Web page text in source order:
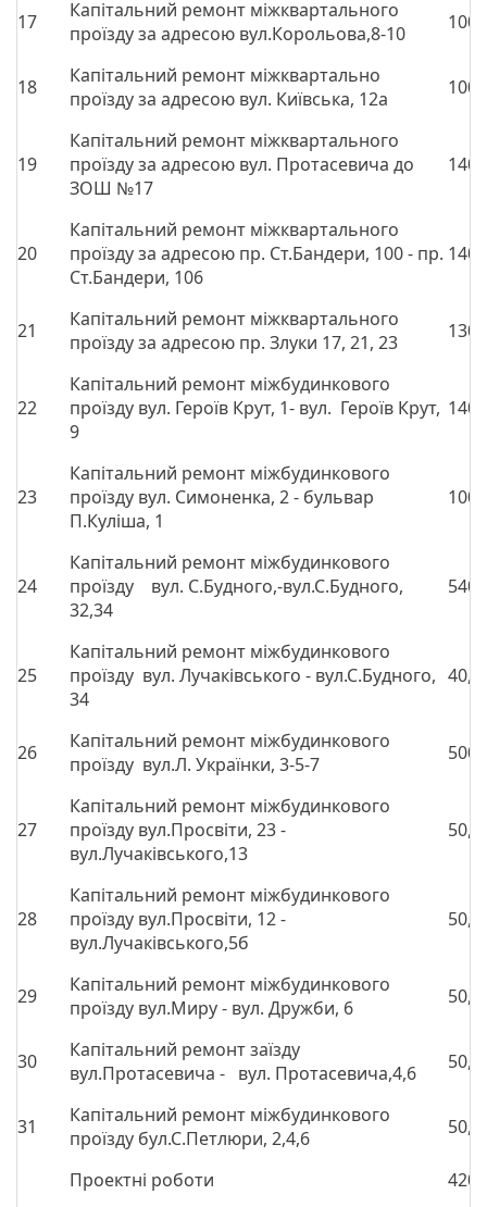
17
Капітальний ремонт міжквартального
проїзду за адресою вул.Корольова,8-10
18
Капітальний ремонт міжквартально
проїзду за адресою вул. Київська, 12а
19
Капітальний ремонт міжквартального
проїзду за адресою вул. Протасевича до
ЗОШ №17
20
Капітальний ремонт міжквартального
проїзду за адресою пр. Ст.Бандери, 100 - пр.
Ст.Бандери, 106
21
Капітальний ремонт міжквартального
проїзду за адресою пр. Злуки 17, 21, 23
22
Капітальний ремонт міжбудинкового
проїзду вул. Героїв Крут, 1- вул. Героїв Крут,
9
23
Капітальний ремонт міжбудинкового
проїзду вул. Симоненка, 2 - бульвар
П.Куліша, 1
24
Капітальний ремонт міжбудинкового
проїзду вул. С.Будного,-вул.С.Будного,
32,34
25
Капітальний ремонт міжбудинкового
проїзду вул. Лучаківського - вул.С.Будного,
34
26
Капітальний ремонт міжбудинкового
проїзду вул.Л. Українки, 3-5-7
27
Капітальний ремонт міжбудинкового
проїзду вул.Просвіти, 23 -
вул.Лучаківського,13
28
Капітальний ремонт міжбудинкового
проїзду вул.Просвіти, 12 -
вул.Лучаківського,5б
29
Капітальний ремонт міжбудинкового
проїзду вул.Миру - вул. Дружби, 6
30
Капітальний ремонт заїзду
вул.Протасевича - вул. Протасевича,4,6
31
Капітальний ремонт міжбудинкового
проїзду бул.С.Петлюри, 2,4,6
Проектні роботи